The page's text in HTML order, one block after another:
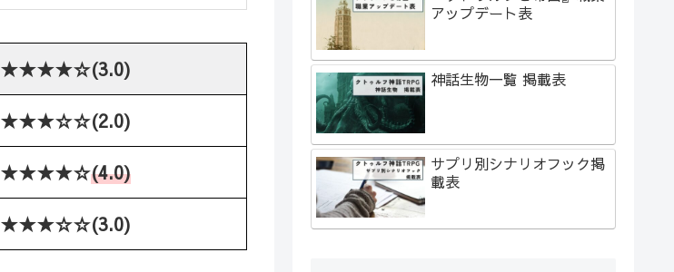
★★★★☆(3.0)
★★★☆☆(2.0)
★★★★☆(4.0)
★★★☆☆(3.0)
アップデート表
神話生物一覧 掲載表
サプリ別シナリオフック掲
載表